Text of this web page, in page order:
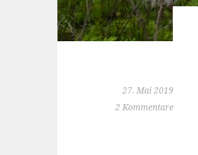
27. Mai 2019
2 Kommentare